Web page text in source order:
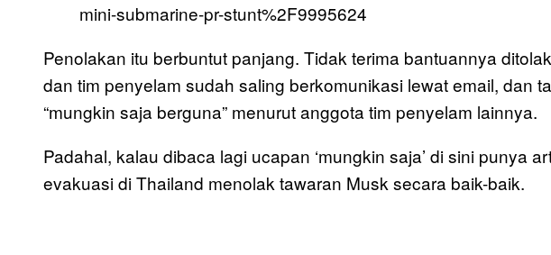
mini-submarine-pr-stunt%2F9995624
Penolakan itu berbuntut panjang. Tidak terima bantuannya
dan tim penyelam sudah saling berkomunikasi lewat email, dan
“mungkin saja berguna” menurut anggota tim penyelam lainnya.
Padahal, kalau dibaca lagi ucapan ‘mungkin saja’ di sini punya
evakuasi di Thailand menolak tawaran Musk secara baik-baik.